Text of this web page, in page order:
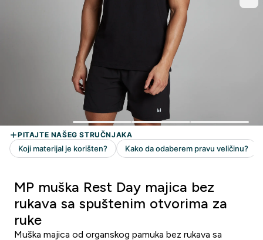
MP muška Rest Day majica bez
rukava sa spuštenim otvorima za
ruke
Muška majica od organskog pamuka bez rukava sa